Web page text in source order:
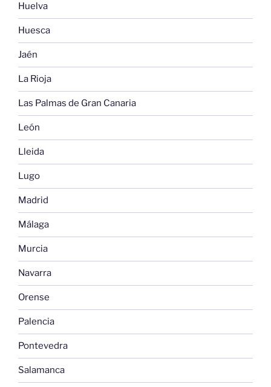
Huelva
Huesca
Jaén
La Rioja
Las Palmas de Gran Canaria
León
Lleida
Lugo
Madrid
Málaga
Murcia
Navarra
Orense
Palencia
Pontevedra
Salamanca